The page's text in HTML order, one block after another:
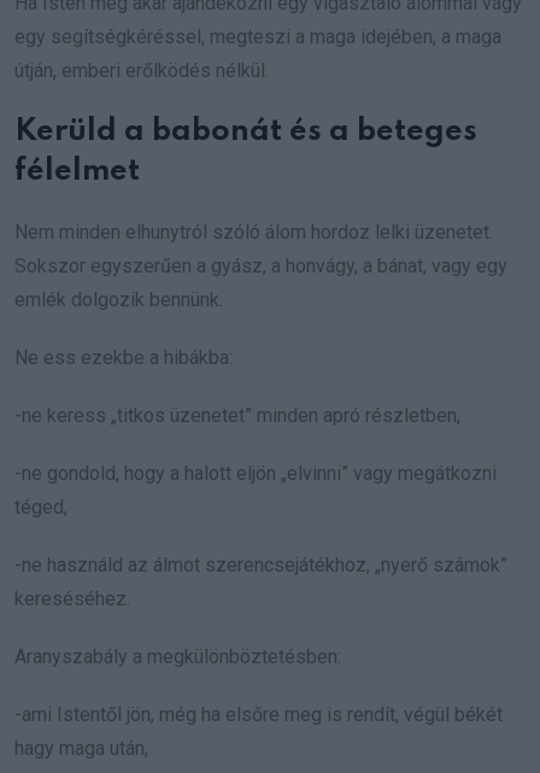
egy segítségkéréssel, megteszi a maga idejében, a maga
útján, emberi erőlködés nélkül.
Kerüld a babonát és a beteges
félelmet
Nem minden elhunytról szóló álom hordoz lelki üzenetet.
Sokszor egyszerűen a gyász, a honvágy, a bánat, vagy egy
emlék dolgozik bennünk.
Ne ess ezekbe a hibákba:
-ne keress „titkos üzenetet” minden apró részletben,
-ne gondold, hogy a halott eljön „elvinni” vagy megátkozni
téged,
-ne használd az álmot szerencsejátékhoz, „nyerő számok”
kereséséhez.
Aranyszabály a megkülönböztetésben:
-ami Istentől jön, még ha elsőre meg is rendít, végül békét
hagy maga után,